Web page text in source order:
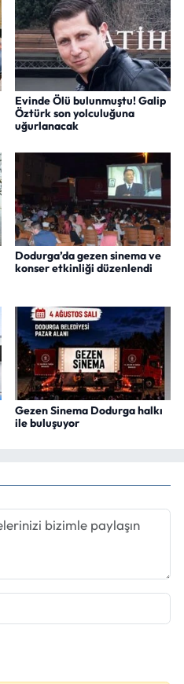
Evinde Ölü bulunmuştu! Galip
Öztürk son yolculuğuna
uğurlanacak
Dodurga’da gezen sinema ve
konser etkinliği düzenlendi
Gezen Sinema Dodurga halkı
ile buluşuyor